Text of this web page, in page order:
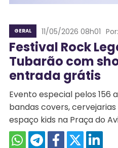
GERAL 11/05/2026 08h01 Por:
Festival Rock
Tubarão com
entrada grátis
Evento especial pelos 156
bandas covers,
espaço kids na Praça do